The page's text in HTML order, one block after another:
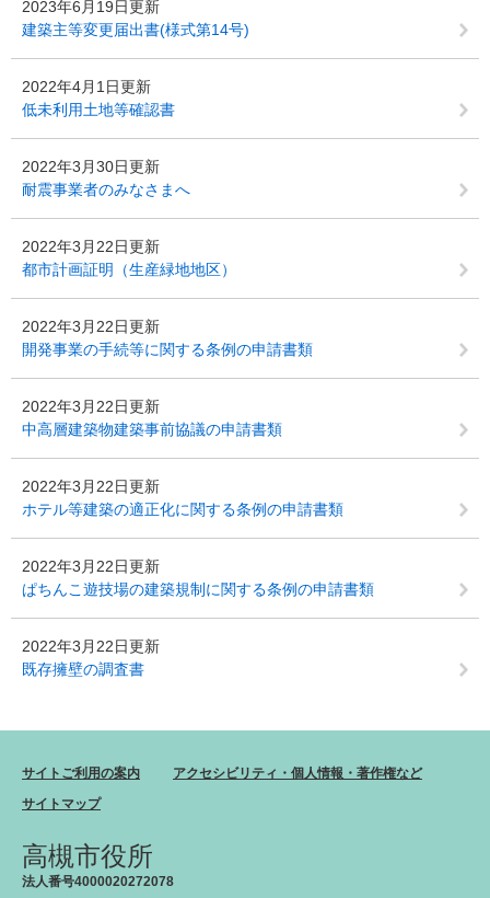
2023年6月19日更新
建築主等変更届出書(様式第14号)
2022年4月1日更新
低未利用土地等確認書
2022年3月30日更新
耐震事業者のみなさまへ
2022年3月22日更新
都市計画証明（生産緑地地区）
2022年3月22日更新
開発事業の手続等に関する条例の申請書類
2022年3月22日更新
中高層建築物建築事前協議の申請書類
2022年3月22日更新
ホテル等建築の適正化に関する条例の申請書類
2022年3月22日更新
ぱちんこ遊技場の建築規制に関する条例の申請書類
2022年3月22日更新
既存擁壁の調査書
サイトご利用の案内
アクセシビリティ・個人情報・著作権など
サイトマップ
高槻市役所
法人番号4000020272078